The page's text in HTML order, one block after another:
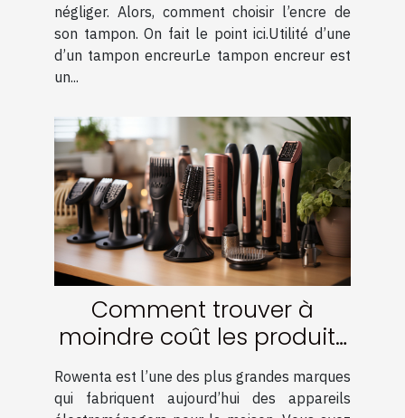
négliger. Alors, comment choisir l’encre de
son tampon. On fait le point ici.Utilité d’une
d’un tampon encreurLe tampon encreur est
un...
Comment trouver à
moindre coût les produits
de la marque Rowenta ?
Rowenta est l’une des plus grandes marques
qui fabriquent aujourd’hui des appareils